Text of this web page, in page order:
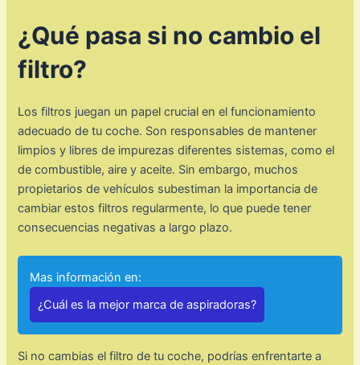
¿Qué pasa si no cambio el
filtro?
Los filtros juegan un papel crucial en el funcionamiento
adecuado de tu coche. Son responsables de mantener
limpios y libres de impurezas diferentes sistemas, como el
de combustible, aire y aceite. Sin embargo, muchos
propietarios de vehículos subestiman la importancia de
cambiar estos filtros regularmente, lo que puede tener
consecuencias negativas a largo plazo.
Mas información en:
¿Cuál es la mejor marca de aspiradoras?
Si no cambias el filtro de tu coche, podrías enfrentarte a